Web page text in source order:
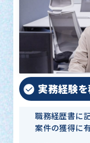
実務経験
職務経歴書に
案件の獲得に